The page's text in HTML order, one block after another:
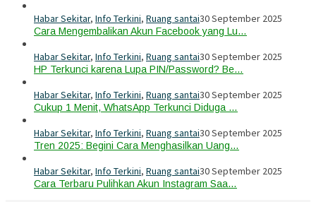
Habar Sekitar, Info Terkini, Ruang santai30 September 2025
Cara Mengembalikan Akun Facebook yang Lu…
Habar Sekitar, Info Terkini, Ruang santai30 September 2025
HP Terkunci karena Lupa PIN/Password? Be…
Habar Sekitar, Info Terkini, Ruang santai30 September 2025
Cukup 1 Menit, WhatsApp Terkunci Diduga …
Habar Sekitar, Info Terkini, Ruang santai30 September 2025
Tren 2025: Begini Cara Menghasilkan Uang…
Habar Sekitar, Info Terkini, Ruang santai30 September 2025
Cara Terbaru Pulihkan Akun Instagram Saa…